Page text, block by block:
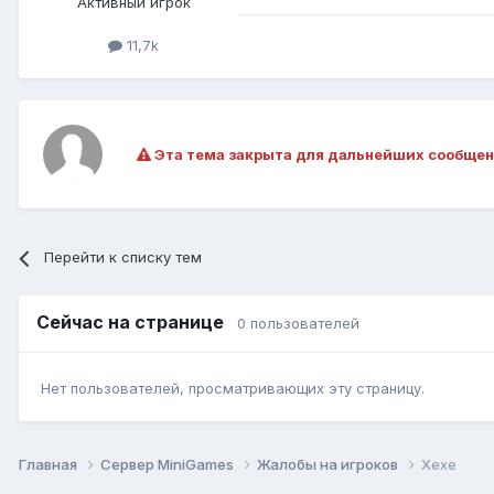
11,7k
Эта тема закрыта для дальнейших
Перейти к списку тем
Сейчас на странице 0 пользователей
Нет пользователей, просматривающих эту страницу.
Главная Сервер MiniGames Жалобы на игроков Хехе